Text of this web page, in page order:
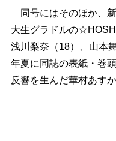
同号にはそのほか、
大生グラドルの
浅川梨奈（18）、山本
年夏に同誌の表紙・巻
反響を生んだ華村あす